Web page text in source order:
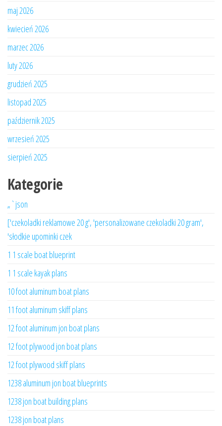
maj 2026
kwiecień 2026
marzec 2026
luty 2026
grudzień 2025
listopad 2025
październik 2025
wrzesień 2025
sierpień 2025
Kategorie
„`json
['czekoladki reklamowe 20 g', 'personalizowane czekoladki 20 gram',
'słodkie upominki czek
1 1 scale boat blueprint
1 1 scale kayak plans
10 foot aluminum boat plans
11 foot aluminum skiff plans
12 foot aluminum jon boat plans
12 foot plywood jon boat plans
12 foot plywood skiff plans
1238 aluminum jon boat blueprints
1238 jon boat building plans
1238 jon boat plans